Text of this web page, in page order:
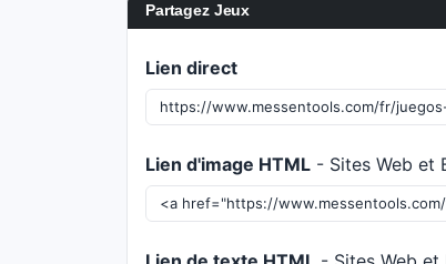
Partagez Jeux
Lien direct
Lien d'image HTML - Sites Web et